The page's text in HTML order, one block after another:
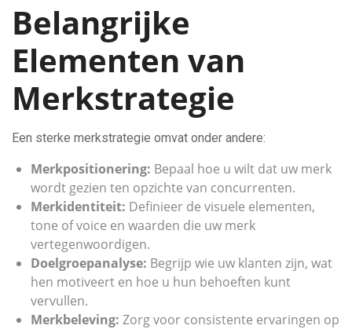
Belangrijke
Elementen van
Merkstrategie
Een sterke merkstrategie omvat onder andere:
Merkpositionering: Bepaal hoe u wilt dat uw merk
wordt gezien ten opzichte van concurrenten.
Merkidentiteit: Definieer de visuele elementen,
tone of voice en waarden die uw merk
vertegenwoordigen.
Doelgroepanalyse: Begrijp wie uw klanten zijn, wat
hen motiveert en hoe u hun behoeften kunt
vervullen.
Merkbeleving: Zorg voor consistente ervaringen op